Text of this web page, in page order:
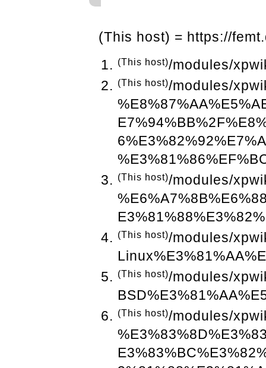
(This host) = https://
(This host)/modules/
(This host)/modules/
(This host)/modules/
(This host)/modules/
(This host)/modules/
(This host)/modules/